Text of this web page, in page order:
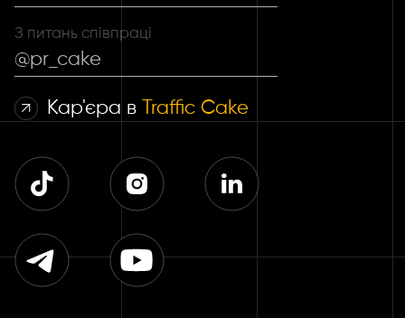
З питань співпраці
@pr_cake
Кар'єра в Traffic Сake